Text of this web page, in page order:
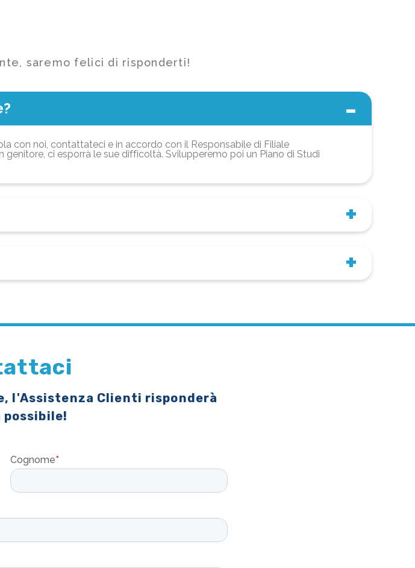
saremo felici di risponderti!
con noi, contattateci e in accordo con il Responsabile di Filiale
genitore, ci esporrà le sue difficoltà. Svilupperemo poi un Piano di Studi
l'Assistenza Clienti risponderà
possibile!